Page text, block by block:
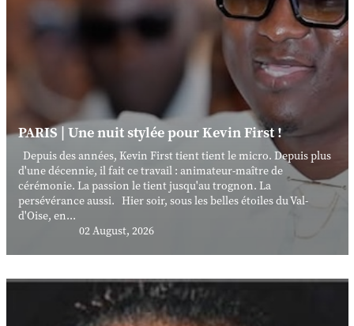
PARIS | Une nuit stylée pour Kevin First !
Depuis des années, Kevin First tient tient le micro. Depuis plus
d'une décennie, il fait ce travail : animateur-maître de
cérémonie. La passion le tient jusqu'au trognon. La
persévérance aussi. Hier soir, sous les belles étoiles du Val-
d'Oise, en...
02 August, 2026